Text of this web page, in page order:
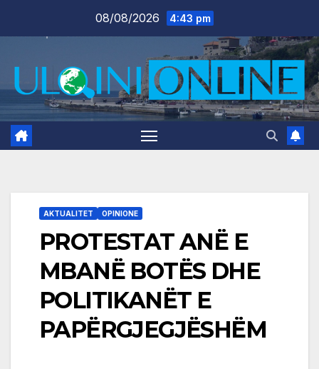
08/08/2026 4:43 pm
AKTUALITET OPINIONE
PROTESTAT ANË E
MBANË BOTËS DHE
POLITIKANËT E
PAPËRGJEGJËSHËM